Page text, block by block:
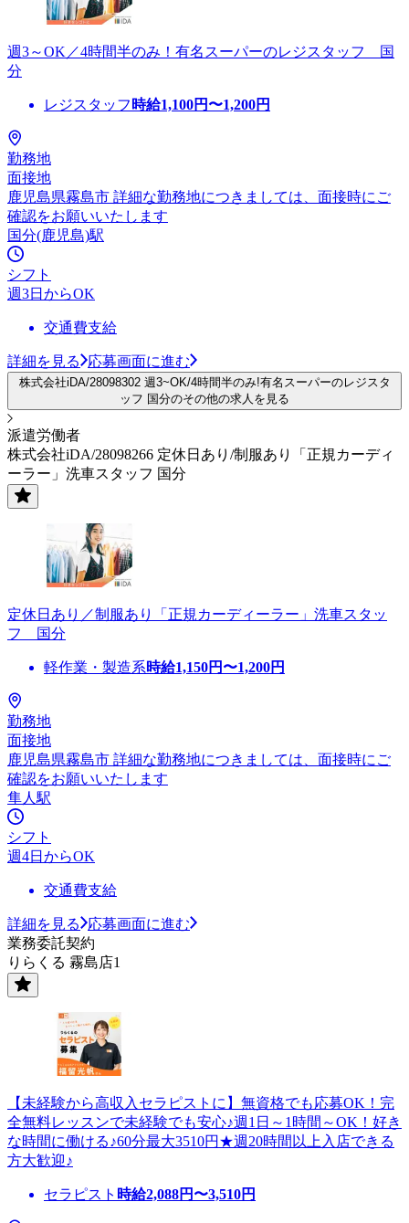
週3～OK／4時間半のみ！有名スーパーのレジスタッフ 国
分
レジスタッフ 時給1,100円〜1,200円
勤務地
面接地
鹿児島県霧島市 詳細な勤務地につきましては、面接時にご
確認をお願いいたします
国分(鹿児島)駅
シフト
週3日からOK
交通費支給
詳細を見る 応募画面に進む
株式会社iDA/28098302 週3~OK/4時間半のみ!有名スーパーのレジスタ
ッフ 国分のその他の求人を見る
派遣労働者
株式会社iDA/28098266 定休日あり/制服あり「正規カーディ
ーラー」洗車スタッフ 国分
定休日あり／制服あり「正規カーディーラー」洗車スタッ
フ 国分
軽作業・製造系時給1,150円〜1,200円
勤務地
面接地
鹿児島県霧島市 詳細な勤務地につきましては、面接時にご
確認をお願いいたします
隼人駅
シフト
週4日からOK
交通費支給
詳細を見る
応募画面に進む
業務委託契約
りらくる 霧島店1
【未経験から高収入セラピストに】無資格でも応募OK！完
全無料レッスンで未経験でも安心♪週1日～1時間～OK！好き
な時間に働ける♪60分最大3510円★週20時間以上入店できる
方大歓迎♪
セラピスト 時給2,088円〜3,510円